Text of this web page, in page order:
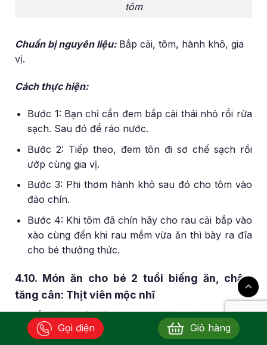
tôm
Chuẩn bị nguyên liệu:Bắp cải, tôm, hành khô, gia
vị.
Cách thực hiện:
Bước 1: Bạn chỉ cần đem bắp cải thái nhỏ rồi rửa
sạch. Sau đó để ráo nước.
Bước 2: Tiếp theo, đem tôn đi sơ chế sạch rồi
ướp cùng gia vị.
Bước 3: Phi thơm hành khô sau đó cho tôm vào
đảo chín.
Bước 4: Khi tôm đã chín hãy cho rau cải bắp vào
xào cùng đến khi rau mềm vừa ăn thì bày ra đĩa
cho bé thưởng thức.
4.10. Món ăn cho bé 2 tuổi biếng ăn, chậm
tăng cân: Thịt viên mộc nhĩ
Chuẩn bị nguyên liệu: Thịt nạc băm, mộc nhĩ, cà
rốt, hành khô, gia vị.
Gọi điện Giỏ hàng